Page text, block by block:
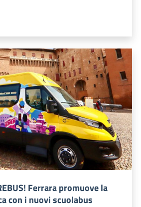
Ferrara promuove la
con i nuovi scuolabus